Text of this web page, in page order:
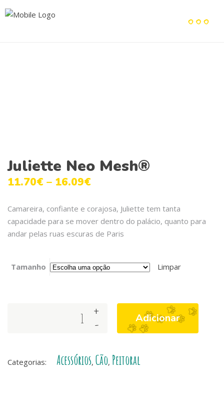
Juliette Neo Mesh®
11.70€ – 16.09€
Camareira, confiante e corajosa, Juliette tem tanta
capacidade para se mover dentro do palácio, quanto para
andar pelas ruas escuras de Paris
Tamanho Limpar
-
+ Adicionar
Categorias: Acessórios, Cão, Peitoral